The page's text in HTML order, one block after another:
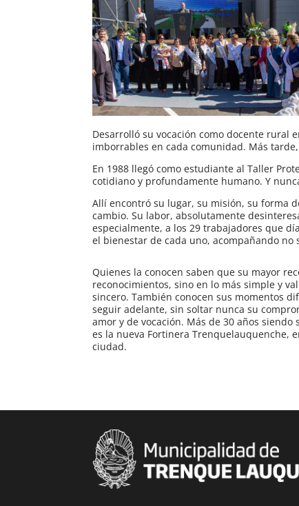
Desarrolló su vocación como docente rural
imborrables en cada comunidad. Más
En 1988 llegó como estudiante al Taller
cotidiano y profundamente humano. Y
Allí encontró su lugar, su misión, su forma
cambio. Su labor, absolutamente
especialmente, a los 29 trabajadores que
el bienestar de cada uno, acompañando
Quienes la conocen saben que su mayor
reconocimientos, sino en lo más simple y
sincero. También conocen sus momentos
seguir adelante, sin soltar nunca su
amor y de vocación. Más de 30 años
es la nueva Fortinera Trenquelauquenche,
ciudad.